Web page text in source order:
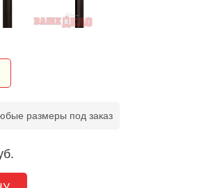
размеры под заказ